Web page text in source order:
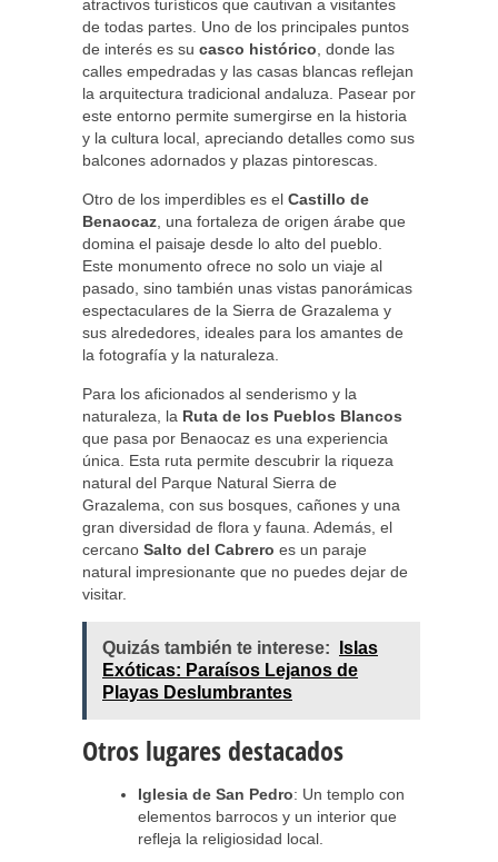
atractivos turísticos que cautivan a visitantes
de todas partes. Uno de los principales puntos
de interés es su casco histórico , donde las
calles empedradas y las casas blancas reflejan
la arquitectura tradicional andaluza. Pasear por
este entorno permite sumergirse en la historia
y la cultura local, apreciando detalles como sus
balcones adornados y plazas pintorescas.
Otro de los imperdibles es el Castillo de
Benaocaz , una fortaleza de origen árabe que
domina el paisaje desde lo alto del pueblo.
Este monumento ofrece no solo un viaje al
pasado, sino también unas vistas panorámicas
espectaculares de la Sierra de Grazalema y
sus alrededores, ideales para los amantes de
la fotografía y la naturaleza.
Para los aficionados al senderismo y la
naturaleza, la Ruta de los Pueblos Blancos
que pasa por Benaocaz es una experiencia
única. Esta ruta permite descubrir la riqueza
natural del Parque Natural Sierra de
Grazalema, con sus bosques, cañones y una
gran diversidad de flora y fauna. Además, el
cercano Salto del Cabrero es un paraje
natural impresionante que no puedes dejar de
visitar.
Quizás también te interese:
Islas
Exóticas: Paraísos Lejanos de
Playas Deslumbrantes
Otros lugares destacados
Iglesia de San Pedro: Un templo con
elementos barrocos y un interior que
refleja la religiosidad local.